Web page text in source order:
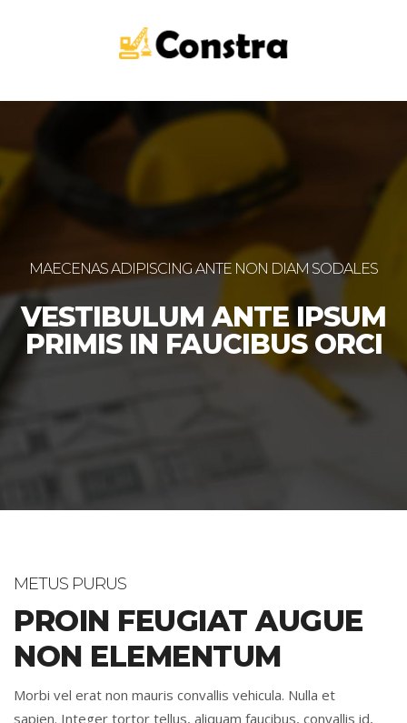
MAECENAS ADIPISCING ANTE NON DIAM SODALES
VESTIBULUM ANTE IPSUM
PRIMIS IN FAUCIBUS ORCI
METUS PURUS
PROIN FEUGIAT AUGUE
NON ELEMENTUM
Morbi vel erat non mauris convallis vehicula. Nulla et
sapien. Integer tortor tellus, aliquam faucibus, convallis id,